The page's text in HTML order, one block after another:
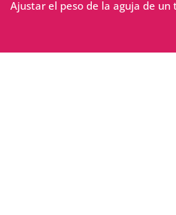
Ajustar el peso de la aguja de un